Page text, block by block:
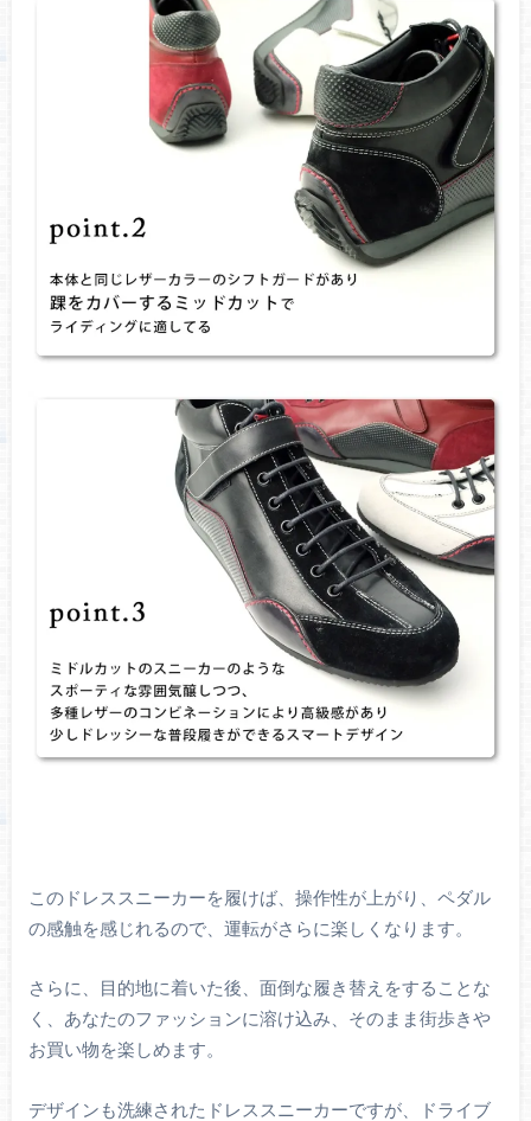
このドレススニーカーを履けば、操作性が上がり、ペダル
の感触を感じれるので、運転がさらに楽しくなります。
さらに、目的地に着いた後、面倒な履き替えをすることな
く、あなたのファッションに溶け込み、そのまま街歩きや
お買い物を楽しめます。
デザインも洗練されたドレススニーカーですが、ドライブ